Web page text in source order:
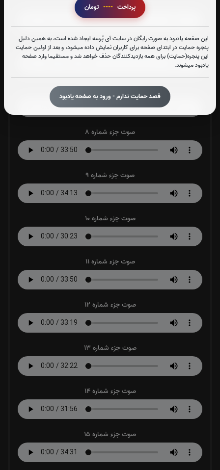
پرداخت ----
این صفحه یادبود به صورت رایگان در سایت آی پُرسه ایجاد شده است، به همین دلیل
پنجره حمایت در ابتدای صفحه برای کاربران نمایش داده میشود، و بعد از اولین حمایت
این پنجره(حمایت) برای همه بازدیدکنندگان حذف خواهد شد و مستقیما وارد صفحه
یادبود میشوند.
قصد حمایت ندارم - ورود به صفحه یادبود
صوت جزء شماره 5
صوت جزء شماره 6
صوت جزء شماره 7
صوت جزء شماره 8
صوت جزء شماره 9
صوت جزء شماره 10
صوت جزء شماره 11
صوت جزء شماره 12
صوت جزء شماره 13
صوت جزء شماره 14
صوت جزء شماره 15